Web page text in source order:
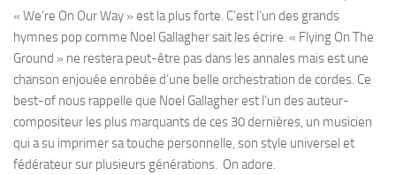
« We’re On Our Way » est la plus forte. C’est l’un des grands
hymnes pop comme Noel Gallagher sait les écrire. « Flying On The
Ground » ne restera peut-être pas dans les annales mais est une
chanson enjouée enrobée d’une belle orchestration de cordes. Ce
best-of nous rappelle que Noel Gallagher est l’un des auteur-
compositeur les plus marquants de ces 30 dernières, un musicien
qui a su imprimer sa touche personnelle, son style universel et
fédérateur sur plusieurs générations. On adore.